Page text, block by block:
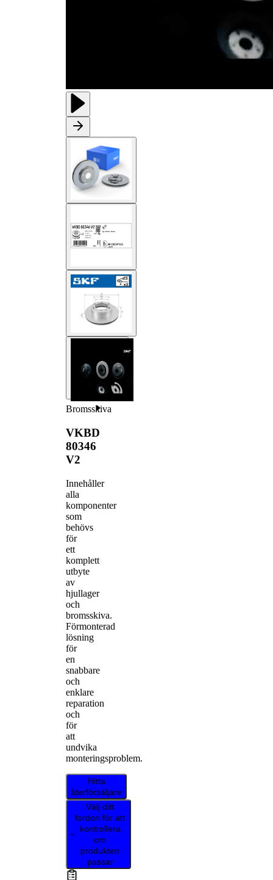
Bromsskiva
VKBD
80346
V2
Innehåller
alla
komponenter
som
behövs
för
ett
komplett
utbyte
av
hjullager
och
bromsskiva.
Förmonterad
lösning
för
en
snabbare
och
enklare
reparation
och
för
att
undvika
monteringsproblem.
Hitta
återförsäljare
Välj ditt
fordon för att
kontrollera
om
produkten
passar